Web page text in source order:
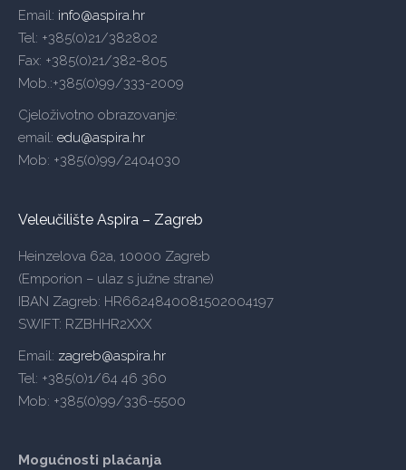
Email: info@aspira.hr
Tel: +385(0)21/382802
Fax: +385(0)21/382-805
Mob.:+385(0)99/333-2009
Cjeloživotno obrazovanje:
email: edu@aspira.hr
Mob: +385(0)99/2404030
Veleučilište Aspira – Zagreb
Heinzelova 62a, 10000 Zagreb
(Emporion – ulaz s južne strane)
IBAN Zagreb: HR6624840081502004197
SWIFT: RZBHHR2XXX
Email: zagreb@aspira.hr
Tel: +385(0)1/64 46 360
Mob: +385(0)99/336-5500
Mogućnosti plaćanja